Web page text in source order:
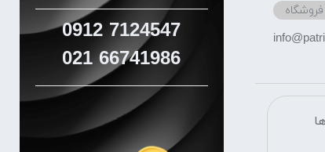
فروشگاه
7124547
66741986
021